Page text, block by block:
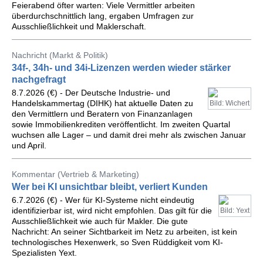
Feierabend öfter warten: Viele Vermittler arbeiten
überdurchschnittlich lang, ergaben Umfragen zur
Ausschließlichkeit und Maklerschaft.
Nachricht (Markt & Politik)
34f-, 34h- und 34i-Lizenzen werden wieder stärker
nachgefragt
Bild: Wichert
8.7.2026 (€) - Der Deutsche Industrie- und
Handelskammertag (DIHK) hat aktuelle Daten zu
den Vermittlern und Beratern von Finanzanlagen
sowie Immobilienkrediten veröffentlicht. Im zweiten Quartal
wuchsen alle Lager – und damit drei mehr als zwischen Januar
und April.
Kommentar (Vertrieb & Marketing)
Wer bei KI unsichtbar bleibt, verliert Kunden
Bild: Yext
6.7.2026 (€) - Wer für KI-Systeme nicht eindeutig
identifizierbar ist, wird nicht empfohlen. Das gilt für die
Ausschließlichkeit wie auch für Makler. Die gute
Nachricht: An seiner Sichtbarkeit im Netz zu arbeiten, ist kein
technologisches Hexenwerk, so Sven Rüddigkeit vom KI-
Spezialisten Yext.